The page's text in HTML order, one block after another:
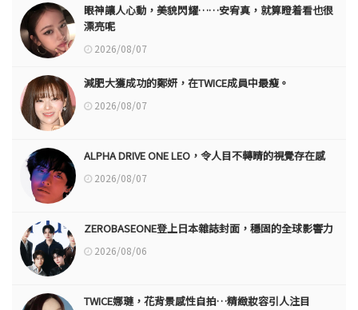
眼神讓人心動，美貌閃耀……安宥真，就算瞪着看也很
漂亮呢
2026/08/07
減肥大獲成功的鄭妍，在TWICE成員中最瘦。
2026/08/07
ALPHA DRIVE ONE LEO，令人目不轉睛的視覺存在感
2026/08/07
ZEROBASEONE登上日本雜誌封面，穩固的全球影響力
2026/08/06
TWICE娜璉，花背景感性自拍…精緻妝容引人注目